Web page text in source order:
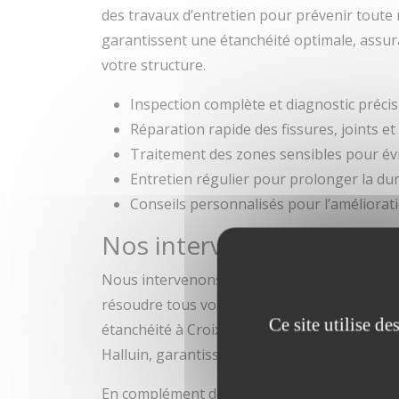
des travaux d’entretien pour prévenir
garantissent une étanchéité optimale,
votre structure.
Inspection complète et diagnostic
Réparation rapide des fissures, joints et
Traitement des zones sensibles pour
Entretien régulier pour prolonger la
Conseils personnalisés pour
Nos interventions
Nous intervenons régulièrement dans le
résoudre tous vos problèmes de fuite
étanchéité à Croix, notre équipe assure un
Halluin, garantissant une couverture
En complément de la réparation des fuites,
Ce site utilise